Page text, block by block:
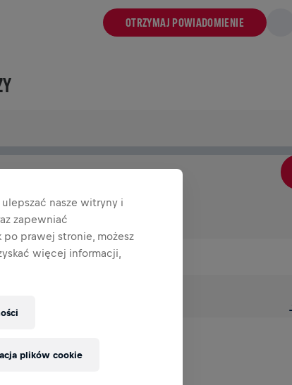
OTRZYMAJ POWIADOMIENIE
trafia na
nasze witryny i
zapewniać
po prawej stronie, możesz
więcej informacji,
plików cookie